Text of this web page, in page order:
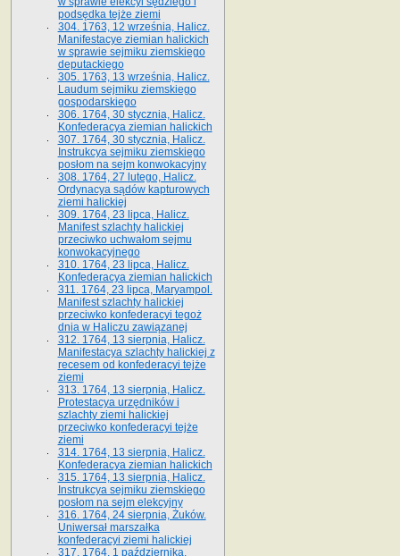
podsędka tejże ziemi
304. 1763, 12 września, Halicz.
Manifestacye ziemian halickich
w sprawie sejmiku ziemskiego
deputackiego
305. 1763, 13 września, Halicz.
Laudum sejmiku ziemskiego
gospodarskiego
306. 1764, 30 stycznia, Halicz.
Konfederacya ziemian halickich
307. 1764, 30 stycznia, Halicz.
Instrukcya sejmiku ziemskiego
posłom na sejm konwokacyjny
308. 1764, 27 lutego, Halicz.
Ordynacya sądów kapturowych
ziemi halickiej
309. 1764, 23 lipca, Halicz.
Manifest szlachty halickiej
przeciwko uchwałom sejmu
konwokacyjnego
310. 1764, 23 lipca, Halicz.
Konfederacya ziemian halickich
311. 1764, 23 lipca, Maryampol.
Manifest szlachty halickiej
przeciwko konfederacyi tegoż
dnia w Haliczu zawiązanej
312. 1764, 13 sierpnia, Halicz.
Manifestacya szlachty halickiej z
recesem od konfederacyi tejże
ziemi
313. 1764, 13 sierpnia, Halicz.
Protestacya urzędników i
szlachty ziemi halickiej
przeciwko konfederacyi tejże
ziemi
314. 1764, 13 sierpnia, Halicz.
Konfederacya ziemian halickich
315. 1764, 13 sierpnia, Halicz.
Instrukcya sejmiku ziemskiego
posłom na sejm elekcyjny
316. 1764, 24 sierpnia, Żuków.
Uniwersał marszałka
konfederacyi ziemi halickiej
317. 1764, 1 października,